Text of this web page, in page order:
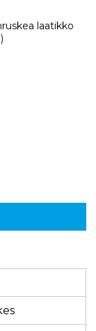
laatikko